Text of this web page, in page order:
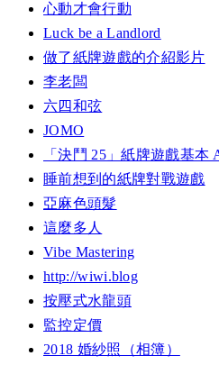
心動才會行動
Luck be a Landlord
做了紙牌遊戲的介紹影片
李老闆
六四和弦
JOMO
「決鬥 25」紙牌遊戲基本
睡前想到的紙牌對戰遊戲
亞麻色頭髮
這麼多人
Vibe Mastering
http://wiwi.blog
按壓式水龍頭
監控定價
2018 婚紗照（相簿）